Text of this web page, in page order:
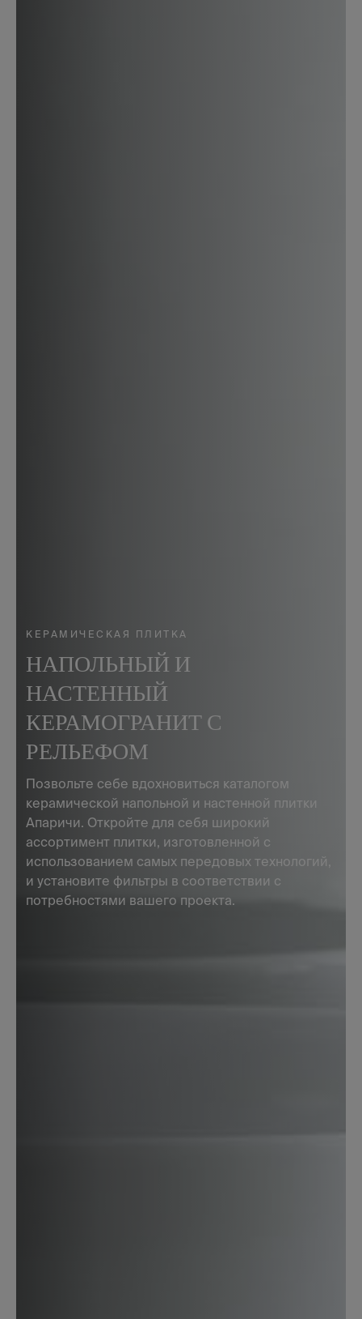
КЕРАМИЧЕСКАЯ ПЛИТКА
НАПОЛЬНЫЙ И
НАСТЕННЫЙ
КЕРАМОГРАНИТ С
РЕЛЬЕФОМ
Позвольте себе вдохновиться каталогом
керамической напольной и настенной плитки
Апаричи. Откройте для себя широкий
ассортимент плитки, изготовленной с
использованием самых передовых технологий,
и установите фильтры в соответствии с
потребностями вашего проекта.